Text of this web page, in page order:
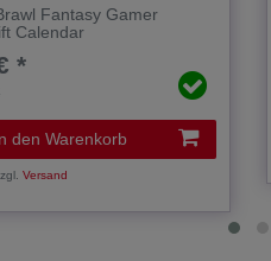
Fantasy Gamer
Calendar
*
den Warenkorb
Versand